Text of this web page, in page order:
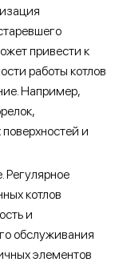
привести к
работы котлов
Например,
и
Регулярное
котлов
и
обслуживания
элементов